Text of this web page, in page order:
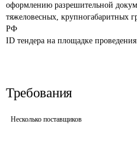
оформлению разрешительной
тяжеловесных, крупногабаритных
РФ
ID тендера на площадке
Требования
Несколько поставщиков